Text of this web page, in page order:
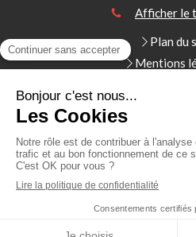
Afficher le
Plan du
Mentions
Menuiserie extérieure,
intérieure, charpente,
aménagement
Demander un
Création et référencement du site par
Ce site a été proposé par